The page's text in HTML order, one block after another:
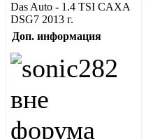
Das Auto - 1.4 TSI CAXA
DSG7 2013 г.
Доп. информация